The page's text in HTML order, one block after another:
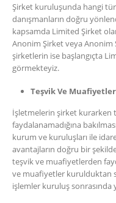
Şirket kuruluşunda hangi
danışmanların doğru
kapsamda Limited Şirket
Anonim Şirket veya Anonim
şirketlerin ise başlangıçta
görmekteyiz.
Teşvik Ve
İşletmelerin şirket kurarken
faydalanamadığına
kurum ve kuruluşları ile
avantajların doğru bir
teşvik ve muafiyetlerden
ve muafiyetler kurulduktan
işlemler kuruluş sonrasında